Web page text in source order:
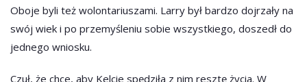
Oboje byli też wolontariuszami. Larry był bardzo dojrzały na
swój wiek i po przemyśleniu sobie wszystkiego, doszedł do
jednego wniosku.
Czuł, że chce, aby Kelcie spędziła z nim resztę życia. W